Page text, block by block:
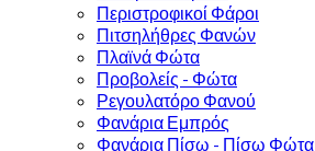
Περιστροφικοί Φάροι
Πιτσηλήθρες Φανών
Πλαϊνά Φώτα
Προβολείς - Φώτα
Ρεγουλατόρο Φανού
Φανάρια Εμπρός
Φανάρια Πίσω - Πίσω Φώτα